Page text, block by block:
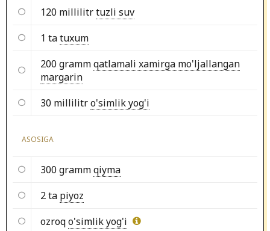
120 millilitrtuzli suv
1 tatuxum
200 grammqatlamali xamirga mo'ljallangan
margarin
30 millilitro'simlik yog'i
ASOSIGA
300 grammqiyma
2 ta piyoz
ozroqo'simlik yog'i